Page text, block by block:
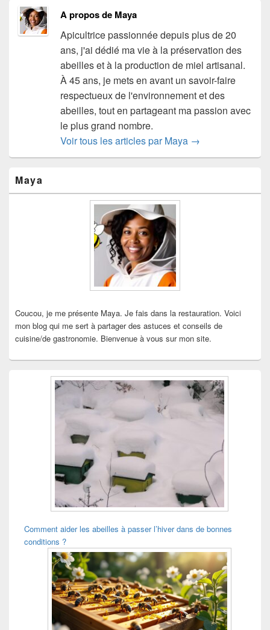
A propos de Maya
Apicultrice passionnée depuis plus de 20
ans, j'ai dédié ma vie à la préservation des
abeilles et à la production de miel artisanal.
À 45 ans, je mets en avant un savoir-faire
respectueux de l'environnement et des
abeilles, tout en partageant ma passion avec
le plus grand nombre.
Voir tous les articles par Maya →
principale
de
Maya
Coucou, je me présente Maya. Je fais dans la restauration. Voici
mon blog qui me sert à partager des astuces et conseils de
cuisine/de gastronomie. Bienvenue à vous sur mon site.
Comment aider les abeilles à passer l’hiver dans de bonnes
conditions ?